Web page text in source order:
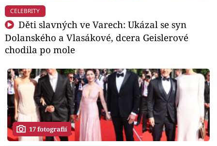
CELEBRITY
Děti slavných ve Varech: Ukázal se syn
Dolanského a Vlasákové, dcera Geislerové
chodila po mole
17 fotografií